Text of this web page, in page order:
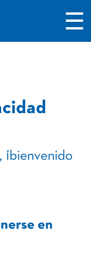
☰
¡bienvenido
en